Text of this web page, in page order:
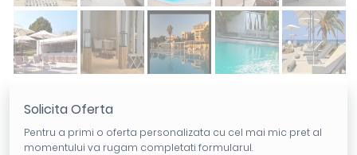
Solicita Oferta
Pentru a primi o oferta personalizata cu cel mai mic pret al
momentului va rugam completati formularul.